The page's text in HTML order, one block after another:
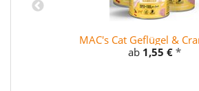
MAC's Cat Geflügel &
ab 1,55 € *